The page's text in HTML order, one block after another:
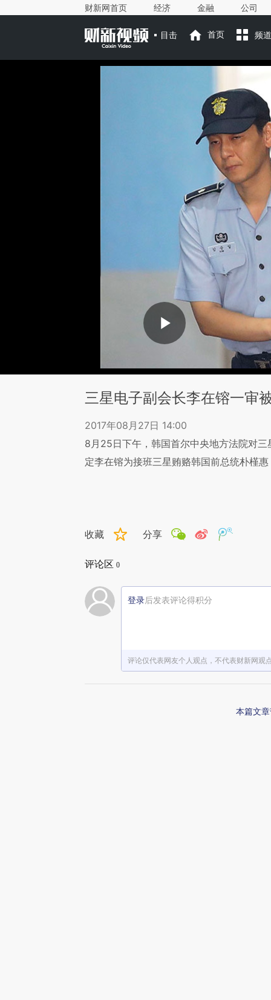
财新网首页 经济 金融 公司
目击 首页 频道
三星电子副会长李在镕一审
2017年08月27日 14:00
8月25日下午，韩国首尔中央地方法院对
定李在镕为接班三星贿赂韩国前总统朴槿
收藏 分享
评论区 0
登录后发表评论得积分
评论仅代表网友个人观点，不代表财新网观
本篇文